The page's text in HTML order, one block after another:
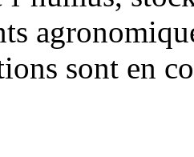
sont en